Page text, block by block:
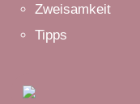
Zweisamkeit
Tipps